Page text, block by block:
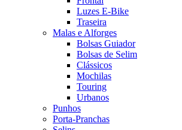
Luzes E-Bike
Traseira
Malas e Alforges
Bolsas Guiador
Bolsas de Selim
Clássicos
Mochilas
Touring
Urbanos
Punhos
Porta-Pranchas